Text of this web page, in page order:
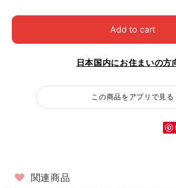
Add to cart
日本国内にお住まいの方
この商品をアプリで見る
関連商品